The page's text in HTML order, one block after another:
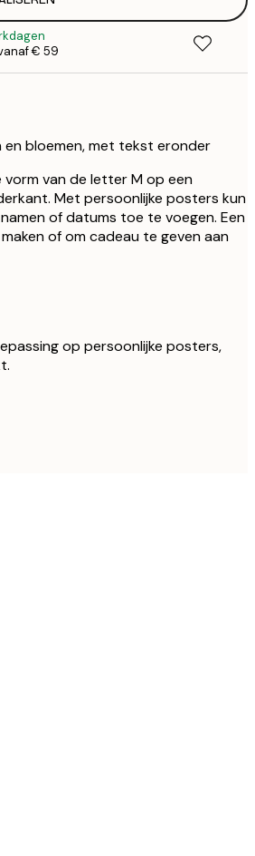
€
€ 59
bloemen, met tekst eronder
vorm van de letter M op een
Met persoonlijke posters kun
of datums toe te voegen. Een
of om cadeau te geven aan
op persoonlijke posters,